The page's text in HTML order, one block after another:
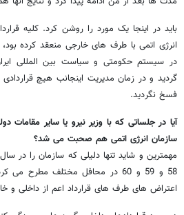
باید در اینجا یک مورد را روشن کرد. کلیه
انرژی اتمی با طرف های خارجی منعقد کرده بود،
در سیستم حکومتی و سیاست بین المللی
گردید و در زمان مدیریت اینجانب هیچ
فسخ نگردید.
آیا در جلساتی که با وزیر نیرو یا سایر مقامات
سازمان انرژی اتمی هم صحبت می شد؟
مهمترین و شاید تنها دلیلی که سازمان را در
58 و 59 و 60 در محافل مختلف مطرح
اعتراض های طرف های قرارداد اعم از داخلی و